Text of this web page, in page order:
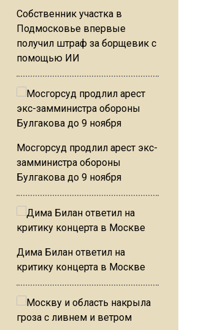
Собственник участка в
Подмосковье впервые
получил штраф за борщевик с
помощью ИИ
Мосгорсуд продлил арест экс-
замминистра обороны
Булгакова до 9 ноября
Дима Билан ответил на
критику концерта в Москве